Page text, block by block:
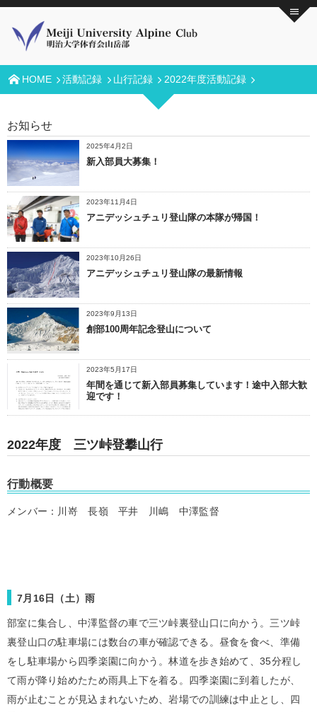
HOME 活動記録 山行記録 2022年度活動記録
お知らせ
2025年4月2日
新入部員大募集！
2023年11月4日
アニデッシュチュリ登山隊の本隊が帰国！
2023年10月26日
アニデッシュチュリ登山隊の最新情報
2023年9月13日
創部100周年記念登山について
2023年5月17日
年間を通じて新入部員募集しています！途中入部大歓
迎です！
2022年度 三ツ峠登攀山行
行動概要
メンバー：川嵜 長嶺 平井 川嶋 中澤監督
7月16日（土）雨
部室に集合し、中澤監督の車で三ツ峠裏登山口に向かう。三ツ峠
裏登山口の駐車場には数台の車が確認できる。昼食を食べ、準備
をし駐車場から四季楽園に向かう。林道を歩き始めて、35分程し
て雨が降り始めたため雨具上下を着る。四季楽園に到着したが、
雨が止むことが見込まれないため、岩場での訓練は中止とし、四